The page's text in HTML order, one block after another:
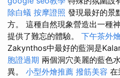
除白蟻 按摩證照 發現最好的景
方。 這種自然現象營造出一種
提供了難忘的體驗。 下午茶外燴
Zakynthos中最好的藍洞是
胞證過期 兩個洞穴美麗的藍色
異。 小型外燴推薦 撥筋美容 在